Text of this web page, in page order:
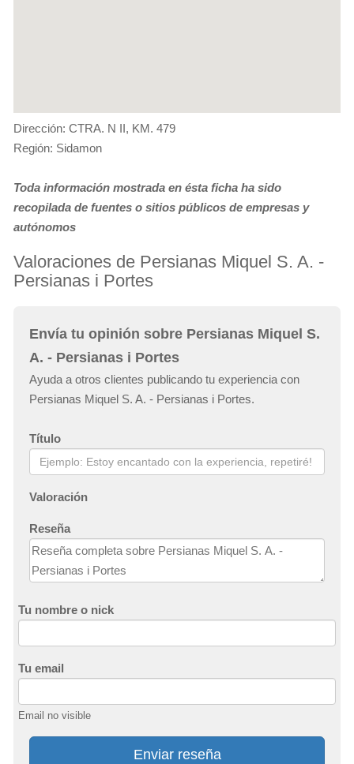
Dirección: CTRA. N II, KM. 479
Región: Sidamon
Toda información mostrada en ésta ficha ha sido
recopilada de fuentes o sitios públicos de empresas y
autónomos
Valoraciones de Persianas Miquel S. A. -
Persianas i Portes
Envía tu opinión sobre Persianas Miquel S.
A. - Persianas i Portes
Ayuda a otros clientes publicando tu experiencia con
Persianas Miquel S. A. - Persianas i Portes.
Título
Valoración
Reseña
Tu nombre o nick
Tu email
Email no visible
Enviar reseña